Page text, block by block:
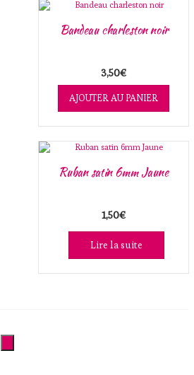
Bandeau charleston noir
3,50€
AJOUTER AU PANIER
Ruban satin 6mm Jaune
1,50€
Lire la suite